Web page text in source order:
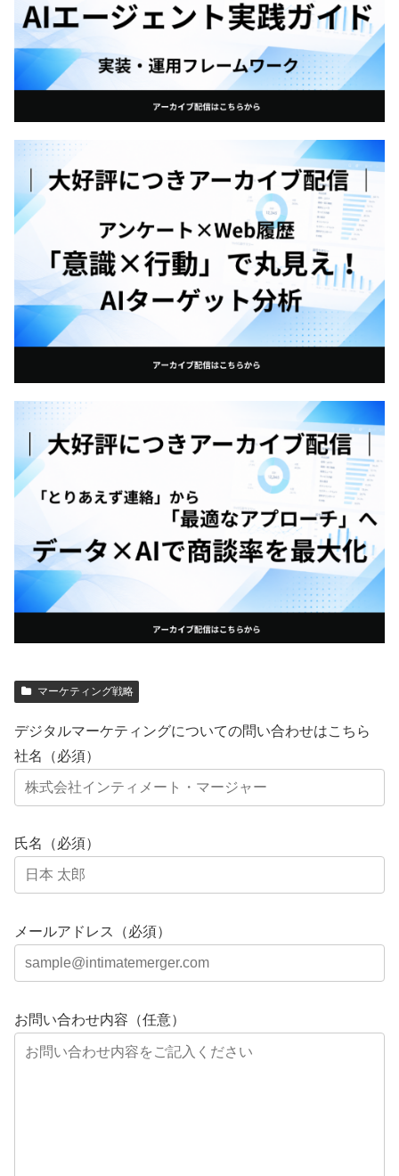
マーケティング戦略
デジタルマーケティングについての問い合わせはこちら
社名（必須）
氏名（必須）
メールアドレス（必須）
お問い合わせ内容（任意）